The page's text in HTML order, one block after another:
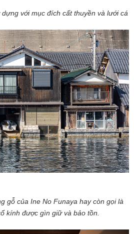
với mục đích cất thuyền và lưới cá
gỗ của Ine No Funaya hay còn gọi là
kính được gìn giữ và bảo tồn.